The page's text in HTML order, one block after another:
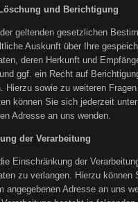
und Berichtigung
geltenden gesetzlichen
Auskunft über Ihre
deren Herkunft und
ggf. ein Recht auf
Hierzu sowie zu weiteren
können Sie sich jederzeit
Adresse an uns wenden.
der Verarbeitung
Einschränkung der
zu verlangen. Hierzu können
angegebenen Adresse an uns